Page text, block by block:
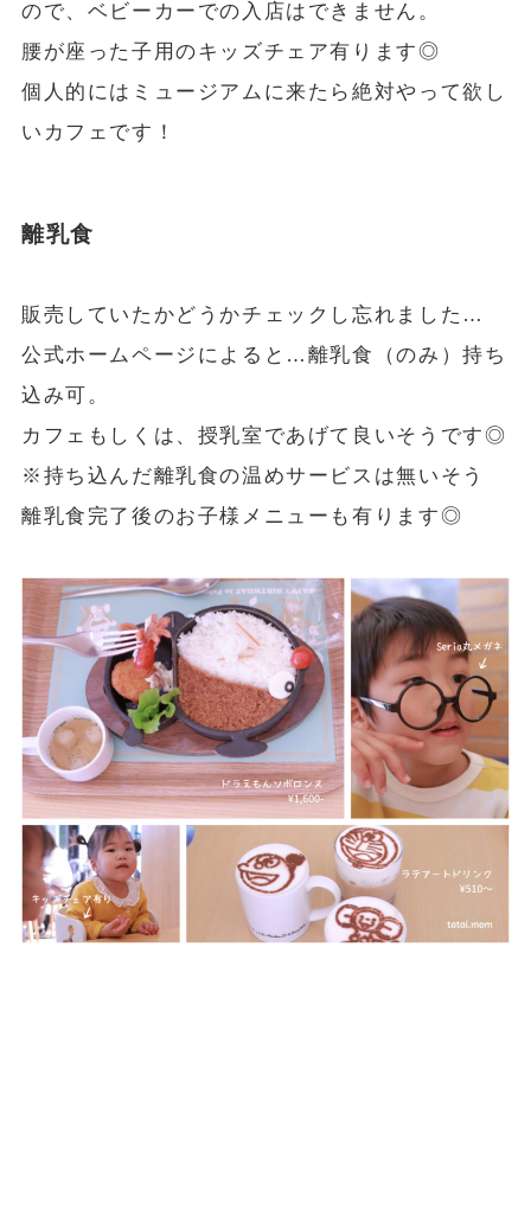
ので、ベビーカーでの入店はできません。
腰が座った子用のキッズチェア有ります◎
個人的にはミュージアムに来たら絶対やって欲し
いカフェです！
離乳食
販売していたかどうかチェックし忘れました…
公式ホームページによると…離乳食（のみ）持ち
込み可。
カフェもしくは、授乳室であげて良いそうです◎
※持ち込んだ離乳食の温めサービスは無いそう
離乳食完了後のお子様メニューも有ります◎